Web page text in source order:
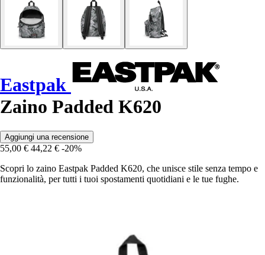
Eastpak
Zaino Padded K620
Aggiungi una recensione
55,00 € 44,22 € -20%
Scopri lo zaino Eastpak Padded K620, che unisce stile senza tempo e
funzionalità, per tutti i tuoi spostamenti quotidiani e le tue fughe.